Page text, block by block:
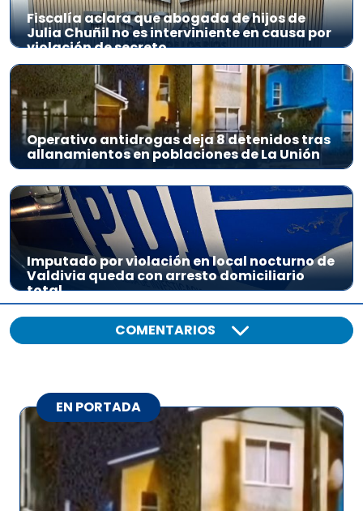
Fiscalía aclara que abogada de hijos de
Julia Chuñil no es interviniente en causa por
violación de secreto
Operativo antidrogas deja 8 detenidos tras
allanamientos en poblaciones de La Unión
Imputado por violación en local nocturno de
Valdivia queda con arresto domiciliario
total
COMENTARIOS
EN PORTADA